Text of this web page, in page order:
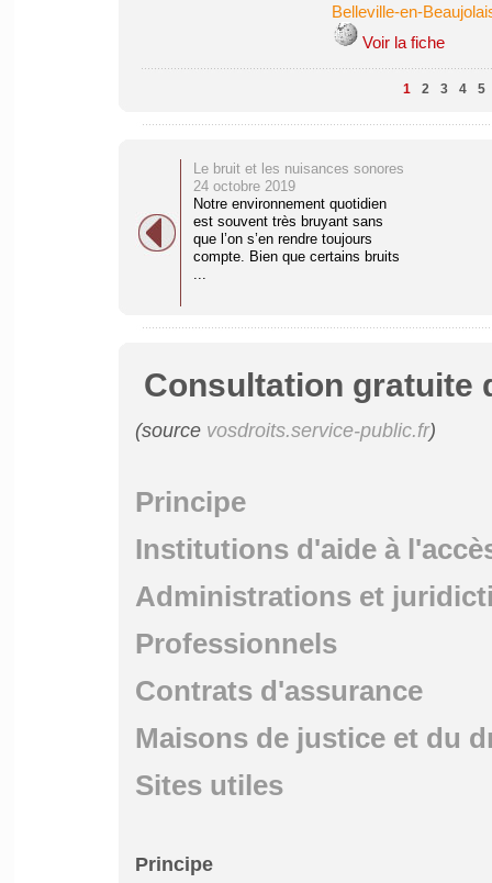
Belleville-en-
Voir la fiche
1 2 3 4 5
Le bruit et les nuisances sonores
24 octobre 2019
Notre environnement quotidien
est souvent très bruyant sans
que l’on s’en rendre toujours
compte. Bien que certains bruits
...
Consultation gratuite
(source vosdroits.service-public.fr)
Principe
Institutions d'aide à
Administrations et
Professionnels
Contrats d'assurance
Maisons de justice et du
Sites utiles
Principe